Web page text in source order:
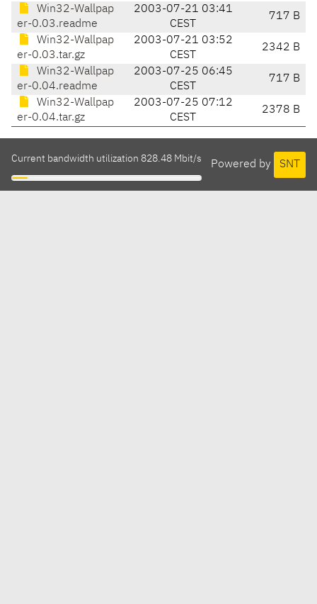
Win32-Wallpap
er-0.03.readme
2003-07-21 03:41
CEST
717 B
Win32-Wallpap
er-0.03.tar.gz
2003-07-21 03:52
CEST
2342 B
Win32-Wallpap
er-0.04.readme
2003-07-25 06:45
CEST
717 B
Win32-Wallpap
er-0.04.tar.gz
2003-07-25 07:12
CEST
2378 B
Powered by SNT
Current bandwidth utilization 828.48 Mbit/s